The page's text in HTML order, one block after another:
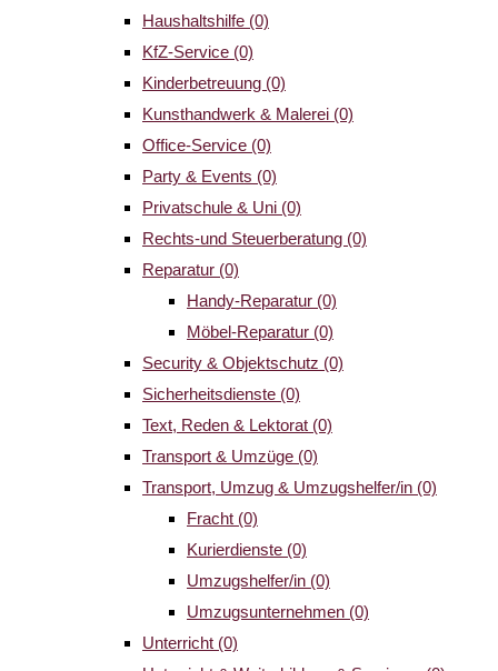
Haushaltshilfe (0)
KfZ-Service (0)
Kinderbetreuung (0)
Kunsthandwerk & Malerei (0)
Office-Service (0)
Party & Events (0)
Privatschule & Uni (0)
Rechts-und Steuerberatung (0)
Reparatur (0)
Handy-Reparatur (0)
Möbel-Reparatur (0)
Security & Objektschutz (0)
Sicherheitsdienste (0)
Text, Reden & Lektorat (0)
Transport & Umzüge (0)
Transport, Umzug & Umzugshelfer/in (0)
Fracht (0)
Kurierdienste (0)
Umzugshelfer/in (0)
Umzugsunternehmen (0)
Unterricht (0)